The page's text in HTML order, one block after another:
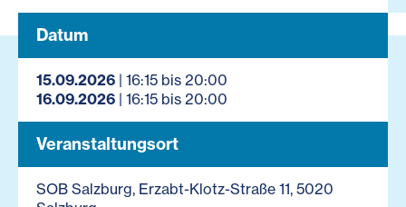
Datum
15.09.2026 | 16:15 bis 20:00
16.09.2026 | 16:15 bis 20:00
Veranstaltungsort
SOB Salzburg, Erzabt-Klotz-Straße 11, 5020